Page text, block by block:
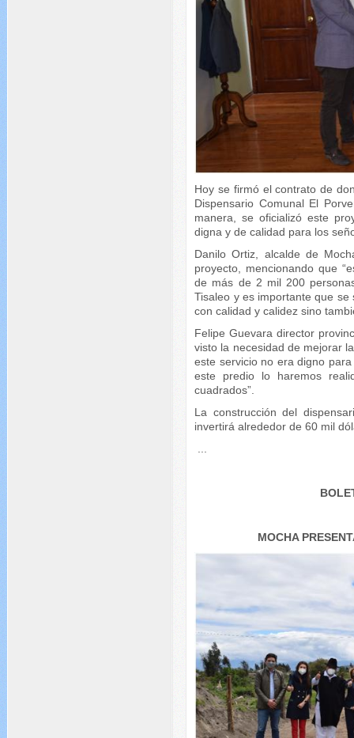
Hoy se firmó el contrato de
Dispensario Comunal El
manera, se oficializó este
digna y de calidad para los
Danilo Ortiz, alcalde de
proyecto, mencionando que
de más de 2 mil 200
Tisaleo y es importante que
con calidad y calidez sino
Felipe Guevara director
visto la necesidad de mejorar
este servicio no era digno
este predio lo haremos
cuadrados”.
La construcción del
invertirá alrededor de 60 mil
MOCHA